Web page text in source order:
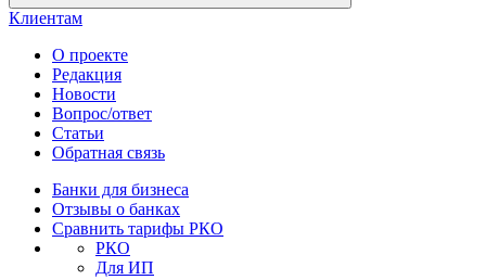
Клиентам
О проекте
Редакция
Новости
Вопрос/ответ
Статьи
Обратная связь
Банки для бизнеса
Отзывы о банках
Сравнить тарифы РКО
РКО
Для ИП